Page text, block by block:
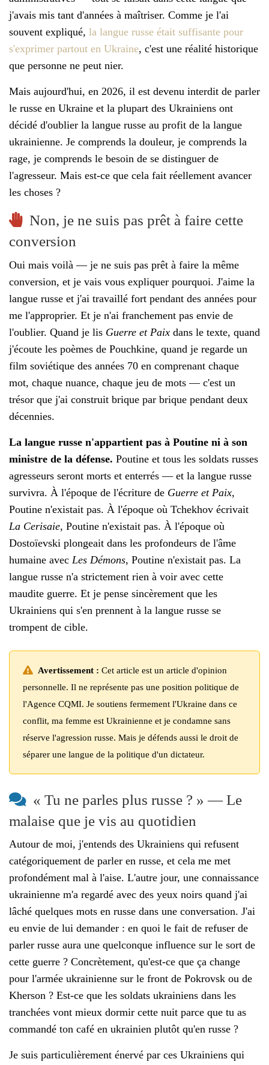
j'avais mis tant d'années à maîtriser. Comme je l'ai
souvent expliqué, la langue russe était suffisante pour
s'exprimer partout en Ukraine, c'est une réalité historique
que personne ne peut nier.
Mais aujourd'hui, en 2026, il est devenu interdit de parler
le russe en Ukraine et la plupart des Ukrainiens ont
décidé d'oublier la langue russe au profit de la langue
ukrainienne. Je comprends la douleur, je comprends la
rage, je comprends le besoin de se distinguer de
l'agresseur. Mais est-ce que cela fait réellement avancer
les choses ?
Non, je ne suis pas prêt à faire cette
conversion
Oui mais voilà — je ne suis pas prêt à faire la même
conversion, et je vais vous expliquer pourquoi. J'aime la
langue russe et j'ai travaillé fort pendant des années pour
me l'approprier. Et je n'ai franchement pas envie de
l'oublier. Quand je lis Guerre et Paix dans le texte, quand
j'écoute les poèmes de Pouchkine, quand je regarde un
film soviétique des années 70 en comprenant chaque
mot, chaque nuance, chaque jeu de mots — c'est un
trésor que j'ai construit brique par brique pendant deux
décennies.
La langue russe n'appartient pas à Poutine ni à son
ministre de la défense. Poutine et tous les soldats russes
agresseurs seront morts et enterrés — et la langue russe
survivra. À l'époque de l'écriture de Guerre et Paix,
Poutine n'existait pas. À l'époque où Tchekhov écrivait
La Cerisaie, Poutine n'existait pas. À l'époque où
Dostoïevski plongeait dans les profondeurs de l'âme
humaine avec Les Démons, Poutine n'existait pas. La
langue russe n'a strictement rien à voir avec cette
maudite guerre. Et je pense sincèrement que les
Ukrainiens qui s'en prennent à la langue russe se
trompent de cible.
Avertissement : Cet article est un article d'opinion
personnelle. Il ne représente pas une position politique de
l'Agence CQMI. Je soutiens fermement l'Ukraine dans ce
conflit, ma femme est Ukrainienne et je condamne sans
réserve l'agression russe. Mais je défends aussi le droit de
séparer une langue de la politique d'un dictateur.
« Tu ne parles plus russe ? » — Le
malaise que je vis au quotidien
Autour de moi, j'entends des Ukrainiens qui refusent
catégoriquement de parler en russe, et cela me met
profondément mal à l'aise. L'autre jour, une connaissance
ukrainienne m'a regardé avec des yeux noirs quand j'ai
lâché quelques mots en russe dans une conversation. J'ai
eu envie de lui demander : en quoi le fait de refuser de
parler russe aura une quelconque influence sur le sort de
cette guerre ? Concrètement, qu'est-ce que ça change
pour l'armée ukrainienne sur le front de Pokrovsk ou de
Kherson ? Est-ce que les soldats ukrainiens dans les
tranchées vont mieux dormir cette nuit parce que tu as
commandé ton café en ukrainien plutôt qu'en russe ?
Je suis particulièrement énervé par ces Ukrainiens qui